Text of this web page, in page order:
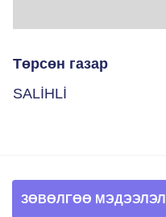
Төрсөн газар
SALİHLİ
ЗӨВӨЛГӨӨ МЭДЭЭЛЭЛ